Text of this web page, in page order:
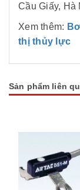
Cầu Giấy, Hà
Xem thêm:
thị thủy lực
Sản phẩm liên